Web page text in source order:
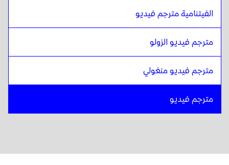
الفيتنامية مترجم فيديو
مترجم فيديو الزولو
مترجم فيديو منغولي
مترجم فيديو